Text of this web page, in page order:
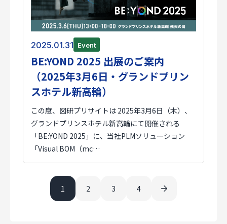
2025.01.31 Event
BE:YOND 2025 出展のご案内
（2025年3月6日・グランドプリン
スホテル新高輪）
この度、図研プリサイトは 2025年3月6日（木）、
グランドプリンスホテル新高輪にて開催される
「BE:YOND 2025」に、当社PLMソリューション
「Visual BOM（mc…
1 2 3 4